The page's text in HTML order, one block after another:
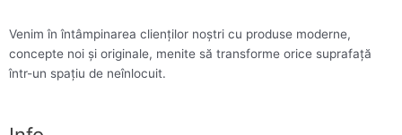
Venim în întâmpinarea clienților noștri cu produse moderne,
concepte noi și originale, menite să transforme orice suprafață
într-un spațiu de neînlocuit.